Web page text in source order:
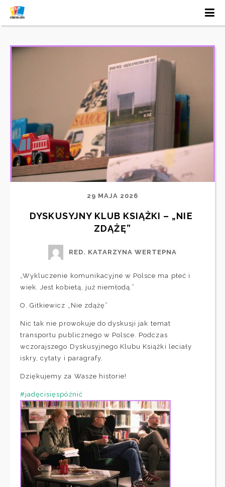
29 MAJA 2026
DYSKUSYJNY KLUB KSIĄŻKI – „NIE
ZDĄŻĘ”
RED. KATARZYNA WERTEPNA
„Wykluczenie komunikacyjne w Polsce ma płeć i
wiek. Jest kobietą, już niemłodą.”
O. Gitkiewicz „Nie zdążę”
Nic tak nie prowokuje do dyskusji jak temat
transportu publicznego w Polsce. Podczas
wczorajszego Dyskusyjnego Klubu Książki leciały
iskry, cytaty i paragrafy.
Dziękujemy za Wasze historie!
#jadęcisięspóźnić